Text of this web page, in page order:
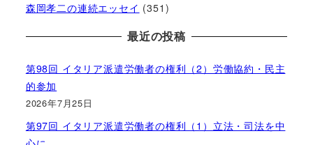
森岡孝二の連続エッセイ (351)
最近の投稿
第98回 イタリア派遣労働者の権利（2）労働協約・民主
的参加
2026年7月25日
第97回 イタリア派遣労働者の権利（1）立法・司法を中